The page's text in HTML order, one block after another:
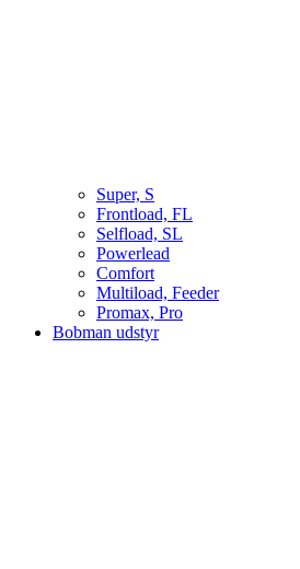
Super, S
Frontload, FL
Selfload, SL
Powerlead
Comfort
Multiload, Feeder
Promax, Pro
Bobman udstyr